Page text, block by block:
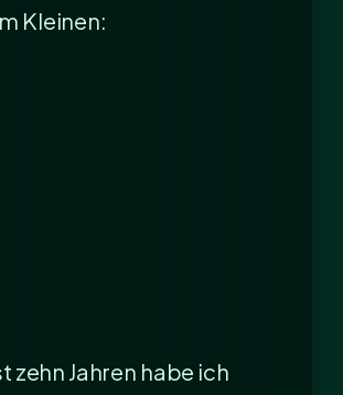
Kleinen:
zehn Jahren habe ich